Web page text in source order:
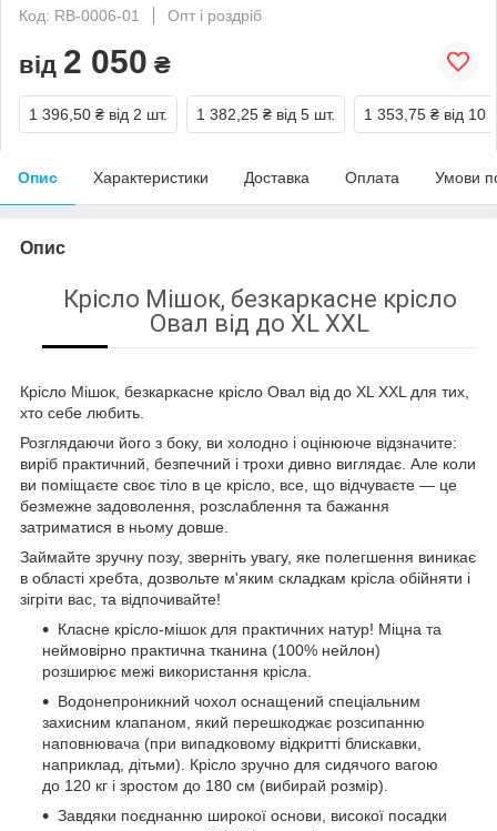
Код: RB-0006-01
Опт і роздріб
від 2 050 ₴
1 396,50 ₴ від 2 шт. 1 382,25 ₴ від 5 шт. 1 353,75 ₴ від 10
Опис Характеристики Доставка Оплата Умови
Опис
Крісло Мішок, безкаркасне крісло
Овал від до XL XXL
Крісло Мішок, безкаркасне крісло Овал від до XL XXL для тих,
хто себе любить.
Розглядаючи його з боку, ви холодно і оцінююче відзначите:
виріб практичний, безпечний і трохи дивно виглядає. Але коли
ви поміщаєте своє тіло в це крісло, все, що відчуваєте — це
безмежне задоволення, розслаблення та бажання
затриматися в ньому довше.
Займайте зручну позу, зверніть увагу, яке полегшення виникає
в області хребта, дозвольте м'яким складкам крісла обійняти і
зігріти вас, та відпочивайте!
Класне крісло-мішок для практичних натур! Міцна та
неймовірно практична тканина (100% нейлон)
розширює межі використання крісла.
Водонепроникний чохол оснащений спеціальним
захисним клапаном, який перешкоджає розсипанню
наповнювача (при випадковому відкритті блискавки,
наприклад, дітьми). Крісло зручно для сидячого вагою
до 120 кг і зростом до 180 см (вибирай розмір).
Завдяки поєднанню широкої основи, високої посадки